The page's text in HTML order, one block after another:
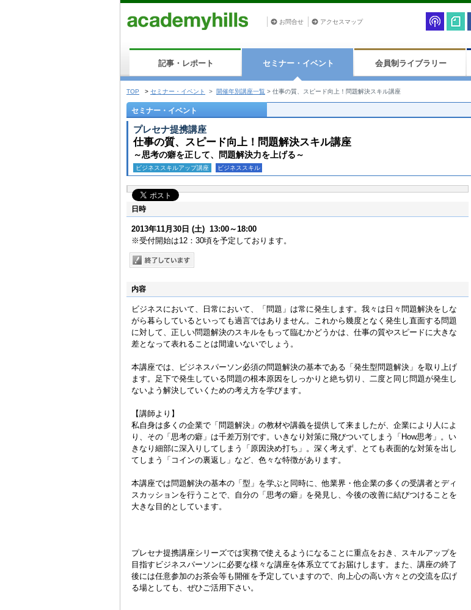
お問合せ アクセスマップ
記事・レポート セミナー・イベント 会員制ライブラリー
TOP > セミナー・イベント > 開催年別講座一覧 > 仕事の質、スピード向上！問題解決スキル講座
セミナー・イベント
プレセナ提携講座
仕事の質、スピード向上！問題解決スキル講座
～思考の癖を正して、問題解決力を上げる～
ビジネススキルアップ講座 ビジネススキル
日時
2013年11月30日 (土) 13:00～18:00
※受付開始は12：30頃を予定しております。
内容
ビジネスにおいて、日常において、「問題」は常に発生します。我々は日々問題解決をしな
がら暮らしているといっても過言ではありません。これから幾度となく発生し直面する問題
に対して、正しい問題解決のスキルをもって臨むかどうかは、仕事の質やスピードに大きな
差となって表れることは間違いないでしょう。
本講座では、ビジネスパーソン必須の問題解決の基本である「発生型問題解決」を取り上げ
ます。足下で発生している問題の根本原因をしっかりと絶ち切り、二度と同じ問題が発生し
ないよう解決していくための考え方を学びます。
【講師より】
私自身は多くの企業で「問題解決」の教材や講義を提供して来ましたが、企業により人によ
り、その「思考の癖」は千差万別です。いきなり対策に飛びついてしまう「How思考」。い
きなり細部に深入りしてしまう「原因決め打ち」。深く考えず、とても表面的な対策を出し
てしまう「コインの裏返し」など、色々な特徴があります。
本講座では問題解決の基本の「型」を学ぶと同時に、他業界・他企業の多くの受講者とディ
スカッションを行うことで、自分の「思考の癖」を発見し、今後の改善に結びつけることを
大きな目的としています。
プレセナ提携講座シリーズでは実務で使えるようになることに重点をおき、スキルアップを
目指すビジネスパーソンに必要な様々な講座を体系立ててお届けします。また、講座の終了
後には任意参加のお茶会等も開催を予定していますので、向上心の高い方々との交流を広げ
る場としても、ぜひご活用下さい。